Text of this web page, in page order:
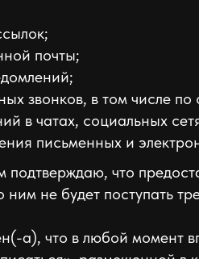
почты;
звонков, в том числе
в чатах, социальных
письменных и
подтверждаю, что
ним не будет поступать
а), что в любой момент